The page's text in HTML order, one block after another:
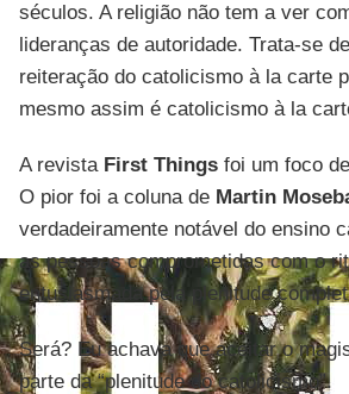
séculos. A religião não tem a ver
lideranças de autoridade. Trata-se
reiteração do catolicismo à la carte
mesmo assim é catolicismo à la
A revista First Thingsfoi um foco
O pior foi a coluna de Martin
verdadeiramente notável do ensino
as pessoas comprometidas com o
entusiasmada pela plenitude
Será? Eu achava que aceitar o
parte da “plenitude do catolicismo”.